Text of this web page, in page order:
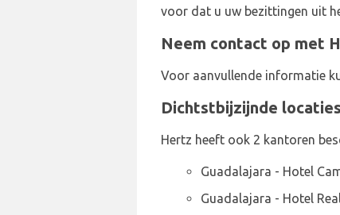
voor dat u uw bezittingen uit
Neem contact op met
Voor aanvullende informatie
Dichtstbijzijnde
Hertz heeft ook 2 kantoren
Guadalajara - Hotel
Guadalajara - Hotel